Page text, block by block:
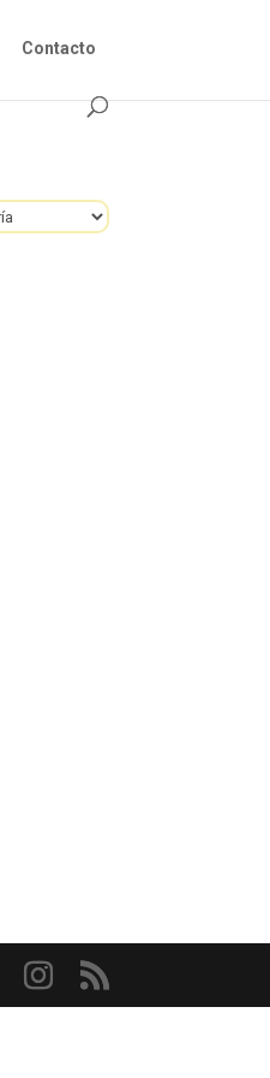
Contacto